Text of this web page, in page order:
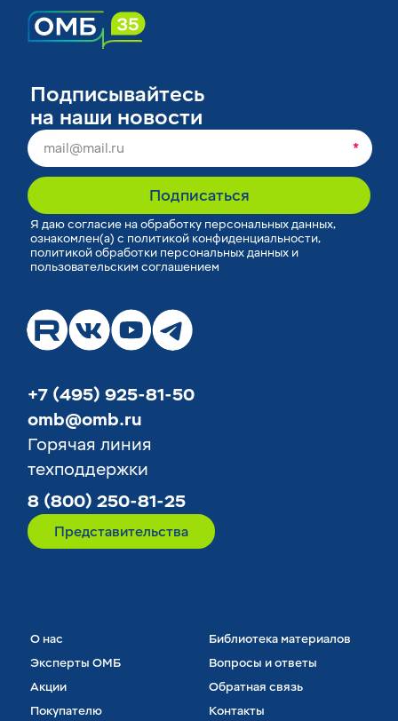
Подписывайтесь
на наши новости
*
Подписаться
Я даю согласие на обработку персональных данных,
ознакомлен(а) с политикой конфиденциальности,
политикой обработки персональных данных и
пользовательским соглашением
+7 (495) 925-81-50
omb@omb.ru
Горячая линия
техподдержки
8 (800) 250-81-25
Представительства
О нас
Эксперты ОМБ
Акции
Покупателю
Библиотека материалов
Вопросы и ответы
Обратная связь
Контакты